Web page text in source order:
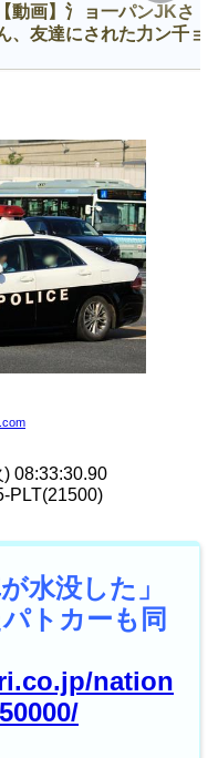
【動画】氵ョ一パンJKさ
、友達にされた力ン千ョ
08:33:30.90
PLT(21500)
水没した」
トカーも同
nation